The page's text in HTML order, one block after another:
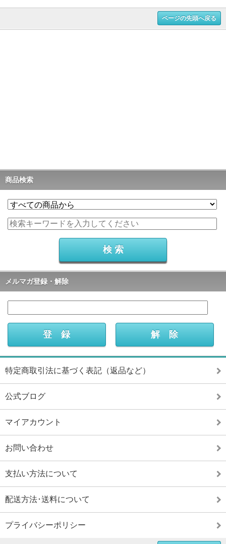
ページの先頭へ戻る
商品検索
メルマガ登録・解除
特定商取引法に基づく表記（返品など）
公式ブログ
マイアカウント
お問い合わせ
支払い方法について
配送方法･送料について
プライバシーポリシー